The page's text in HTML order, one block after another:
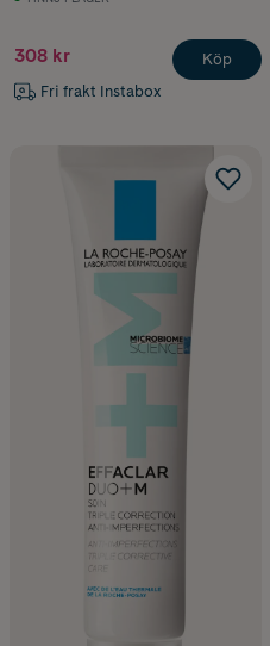
308 kr
Fri frakt Instabox
Köp